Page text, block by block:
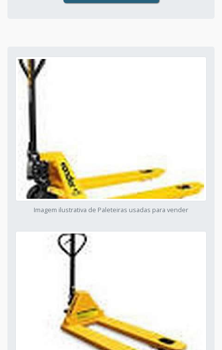
Imagem ilustrativa de Paleteiras usadas para vender